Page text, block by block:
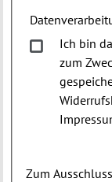
Ich bin
zum
Zum